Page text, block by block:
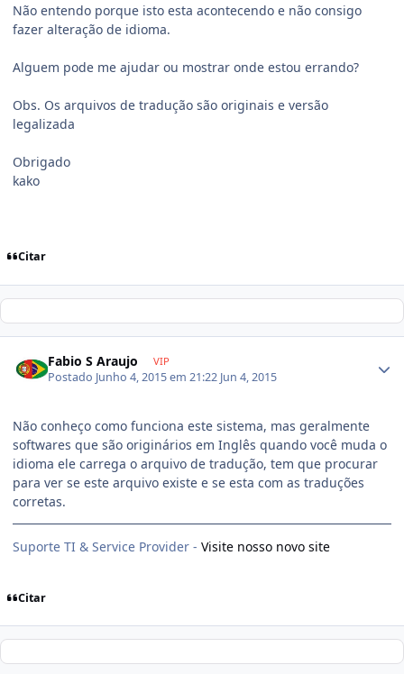
Não entendo porque isto esta acontecendo e não consigo
fazer alteração de idioma.
Alguem pode me ajudar ou mostrar onde estou errando?
Obs. Os arquivos de tradução são originais e versão
legalizada
Obrigado
kako
Citar
Fabio S Araujo VIP
Postado Junho 4, 2015 em 21:22 Jun 4, 2015
Não conheço como funciona este sistema, mas geralmente
softwares que são originários em Inglês quando você muda o
idioma ele carrega o arquivo de tradução, tem que procurar
para ver se este arquivo existe e se esta com as traduções
corretas.
Suporte TI & Service Provider - Visite nosso novo site
Citar